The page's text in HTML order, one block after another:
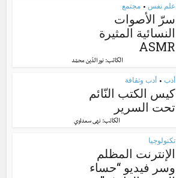
علم نفس • مجتمع
سرّ الأصوات
النسائية المثيرة
ASMR
الكاتب:نور الدّين محمّد
أدب • أدب وثقافة
كيس الكتب النّائم
تحت السرير
الكاتب: نهى سعداوي
تكنولوجيا
الإنترنت المظلم
وسر فيديو “حساء